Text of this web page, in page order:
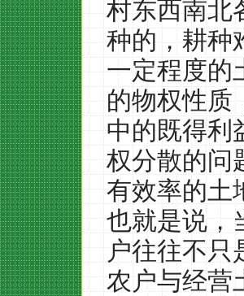
村东西南北
种的，耕种
一定程度的
的物权性质
中的既得利
权分散的问
有效率的土
也就是说，
户往往不只
农户与经营